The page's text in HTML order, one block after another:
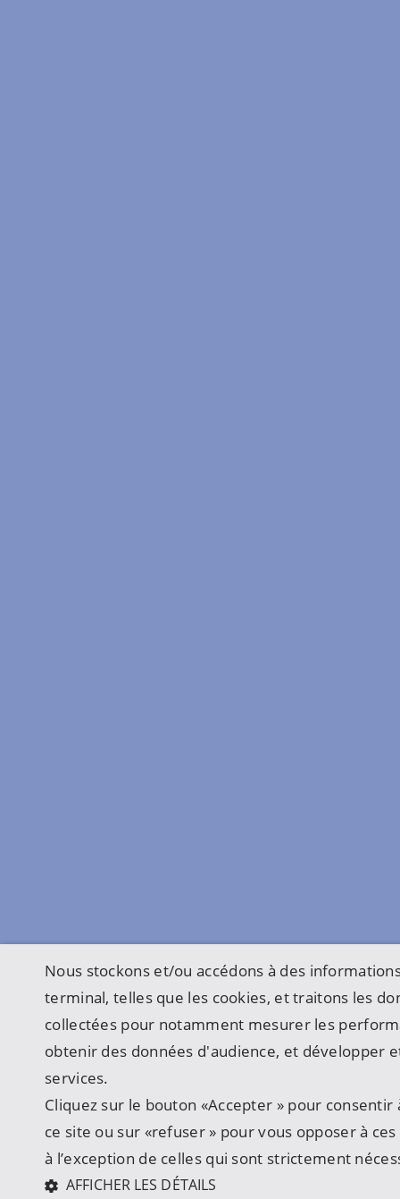
Nous stockons et/ou accédons à des
terminal, telles que les cookies, et traitons les
collectées pour notamment mesurer les
obtenir des données d'audience, et développer
services.
Cliquez sur le bouton «Accepter » pour consentir
ce site ou sur «refuser » pour vous opposer à
à l’exception de celles qui sont strictement
AFFICHER LES DÉTAILS